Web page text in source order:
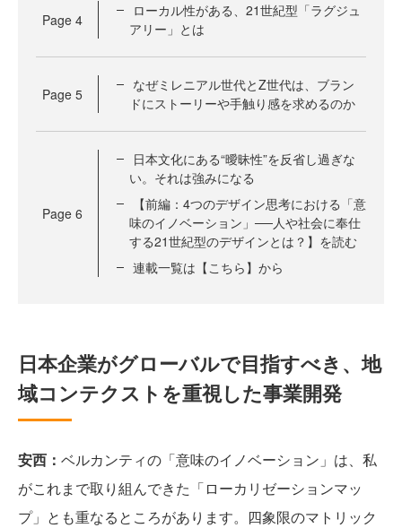
Page 4
ローカル性がある、21世紀型「ラグジュ
アリー」とは
Page 5
なぜミレニアル世代とZ世代は、ブラン
ドにストーリーや手触り感を求めるのか
Page 6
日本文化にある“曖昧性”を反省し過ぎな
い。それは強みになる
【前編：4つのデザイン思考における「意
味のイノベーション」──人や社会に奉仕
する21世紀型のデザインとは？】を読む
連載一覧は【こちら】から
日本企業がグローバルで目指すべき、地
域コンテクストを重視した事業開発
安西： ベルカンティの「意味のイノベーション」は、私
がこれまで取り組んできた「ローカリゼーションマッ
プ」とも重なるところがあります。四象限のマトリック